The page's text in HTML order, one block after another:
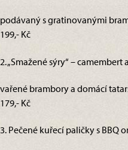
podávaný s gratinovanými
199,- Kč
2. „Smažené sýry“ –
vařené brambory a domácí
179,- Kč
3. Pečené kuřecí paličky s BBQ